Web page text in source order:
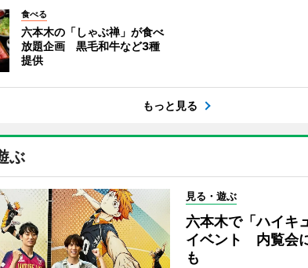
食べる
六本木の「しゃぶ禅」が食べ
放題企画 黒毛和牛など3種
提供
もっと見る
ぶ
見る・遊ぶ
六本木で「ハイキ
イベント 内覧会
も